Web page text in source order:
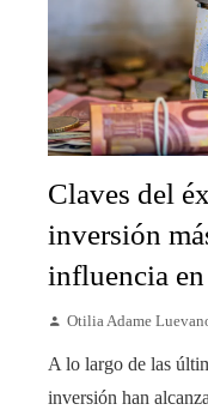
Claves del
inversión
influencia
Otilia Adame
A lo largo de las
inversión han